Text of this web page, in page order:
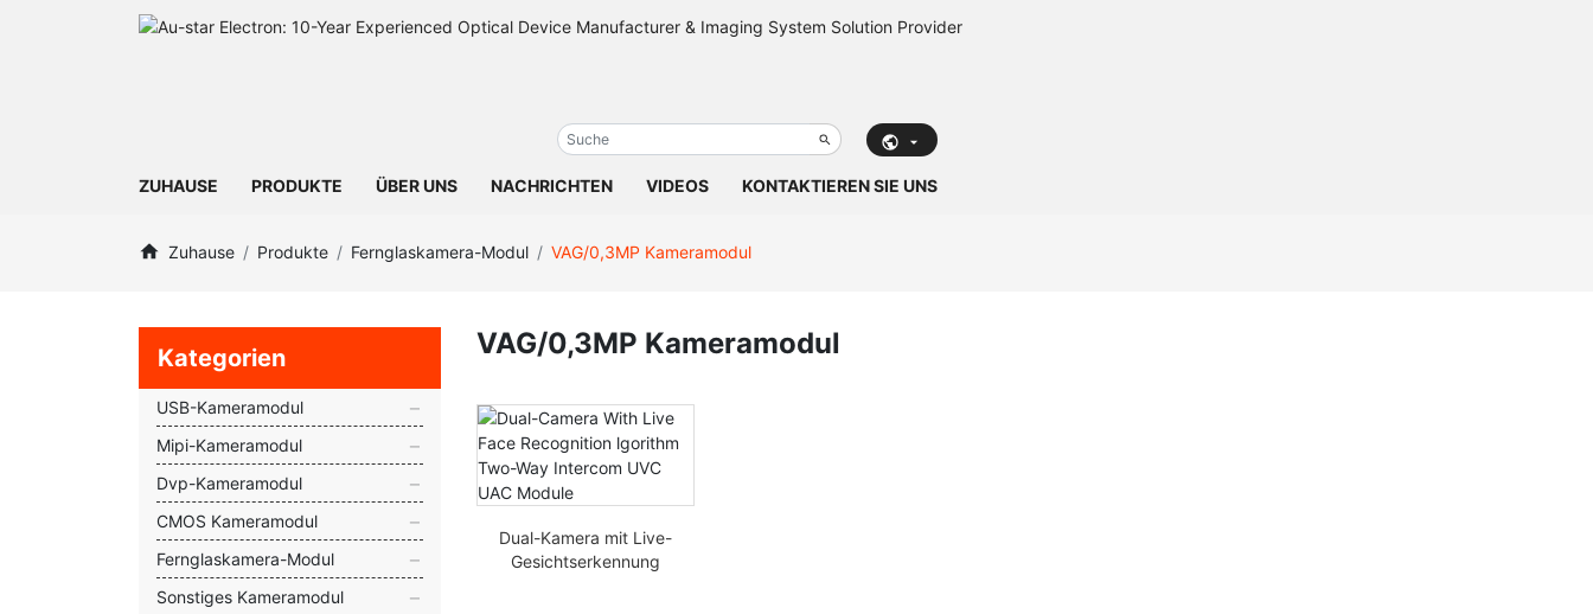
ZUHAUSE PRODUKTE ÜBER UNS NACHRICHTEN VIDEOS KONTAKTIEREN SIE UNS
Zuhause Produkte Fernglaskamera-Modul VAG/0,3MP Kameramodul
Kategorien
USB-Kameramodul
Mipi-Kameramodul
Dvp-Kameramodul
CMOS Kameramodul
Fernglaskamera-Modul
Sonstiges Kameramodul
VAG/0,3MP Kameramodul
Dual-Kamera mit Live-
Gesichtserkennung